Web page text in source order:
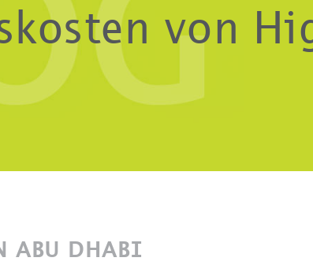
von
ABU DHABI